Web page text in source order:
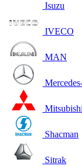
Isuzu
IVECO
MAN
Mitsubishi
Shacman
Sitrak